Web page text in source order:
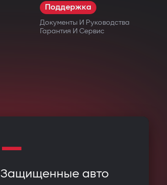
Поддержка
Документы И Руководства
Гарантия И Сервис
—
Защищенные авто